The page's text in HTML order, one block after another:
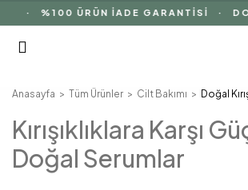
%100 ÜRÜN İADE GARANTİSİ · DOĞAL
Anasayfa Tüm Ürünler Cilt Bakımı Doğal
Kırışıklıklara Karşı
Doğal Serumlar